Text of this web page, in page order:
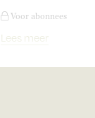
Voor abonnees
Lees meer